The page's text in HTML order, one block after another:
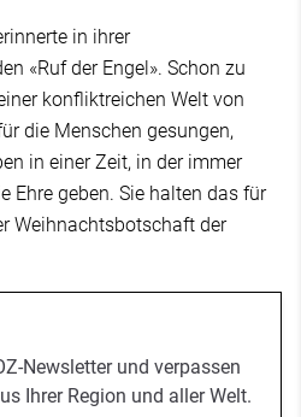
in ihrer
«Ruf der Engel». Schon zu
konfliktreichen Welt von
die Menschen gesungen,
in einer Zeit, in der immer
Ehre geben. Sie halten das für
Weihnachtsbotschaft der
Newsletter und verpassen
Ihrer Region und aller Welt.